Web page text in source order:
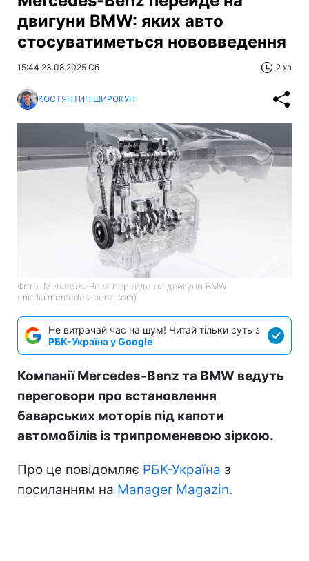
двигуни BMW: яких авто
стосуватиметься нововведення
15:44 23.08.2025 Сб 2 хв
КОСТЯНТИН ШИРОКУН
Фото: Mercedes-Benz перейде на двигуни BMW
(media.mercedes-benz.com)
Не витрачай час на шум! Читай тільки суть з
РБК-Україна у Google
Компанії Mercedes-Benz та BMW ведуть
переговори про встановлення
баварських моторів під капоти
автомобілів із трипроменевою зіркою.
Про це повідомляє РБК-Україна з
посиланням на Manager Magazin.